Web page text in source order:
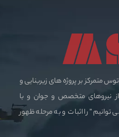
متمرکز بر پروژه های زیربنایی و
از نیروهای متخصص و جوان و با
توانیم” را اثبات و به مرحله ظهور